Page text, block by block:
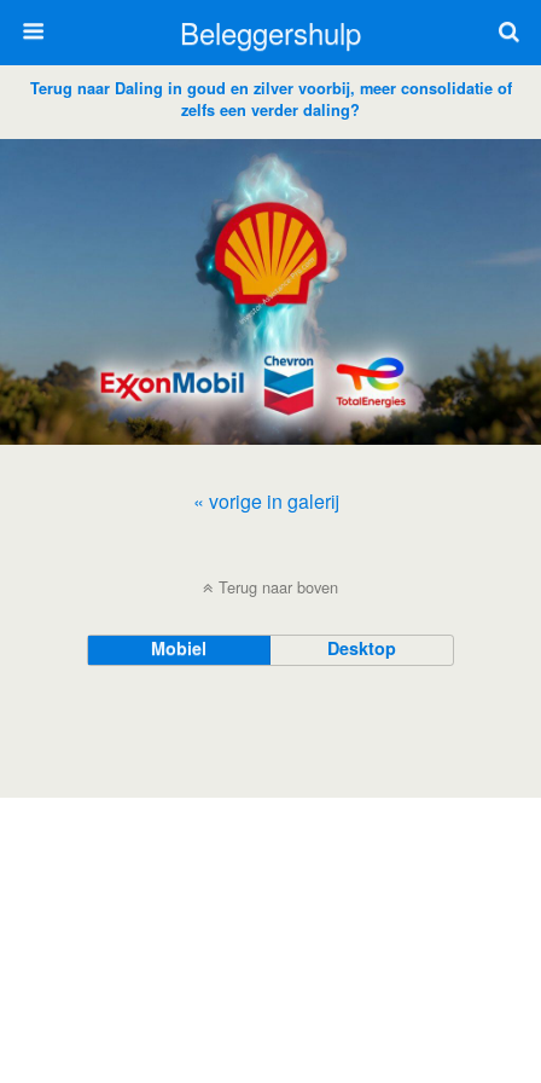
Beleggershulp
Terug naar Daling in goud en zilver voorbij, meer consolidatie of
zelfs een verder daling?
« vorige in galerij
Terug naar boven
Mobiel Desktop